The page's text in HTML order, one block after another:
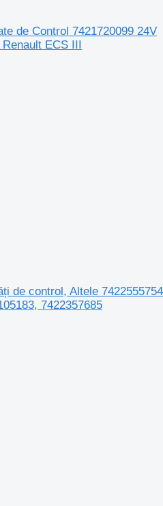
de Control 7421720099 24V
ECS III
de control, Altele 7422555754
7422357685